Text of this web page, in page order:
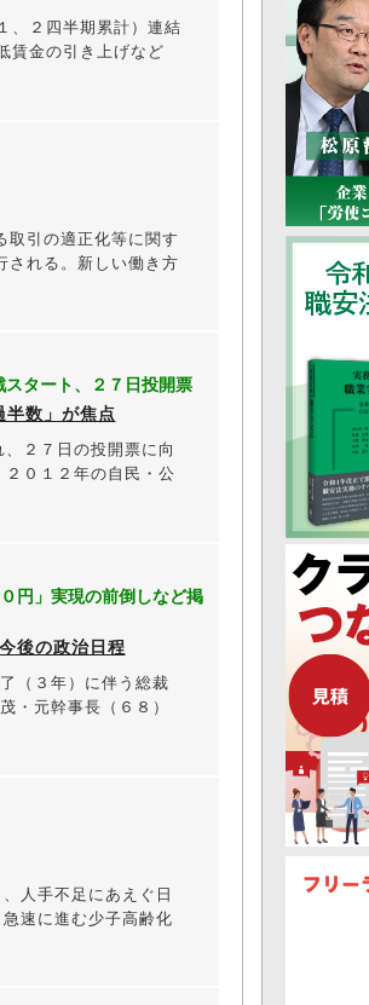
、２四半期累計）連結
賃金の引き上げなど
引の適正化等に関す
される。新しい働き方
タート、２７日投開票
半数」が焦点
２７日の投開票に向
０１２年の自民・公
円」実現の前倒しなど掲
後の政治日程
（３年）に伴う総裁
・元幹事長（６８）
人手不足にあえぐ日
速に進む少子高齢化